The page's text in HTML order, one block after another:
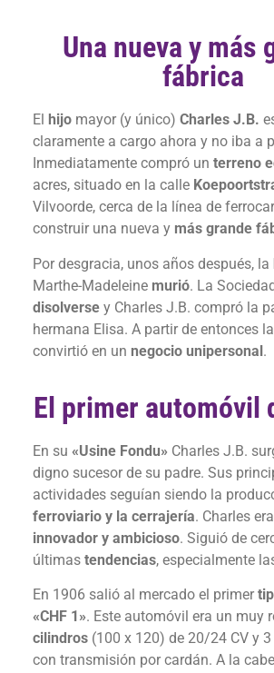
Una nueva y más
fábrica
El hijo mayor (y único) Charles J.B.
claramente a cargo ahora y no iba a
Inmediatamente compró un terreno
acres, situado en la calle
Vilvoorde, cerca de la línea de
construir una nueva y más grande
Por desgracia, unos años después, la
Marthe-Madeleine murió. La
disolverse y Charles J.B. compró la
hermana Elisa. A partir de entonces
convirtió en un negocio unipersonal.
El primer automóvil
En su «Usine Fondu» Charles J.B.
digno sucesor de su padre. Sus
actividades seguían siendo la
ferroviario y la cerrajería. Charles
innovador y ambicioso. Siguió de
últimas tendencias, especialmente
En 1906 salió al mercado el primer
«CHF 1». Este automóvil era un muy
cilindros (100 x 120) de 20/24 CV y
con transmisión por cardán. A la